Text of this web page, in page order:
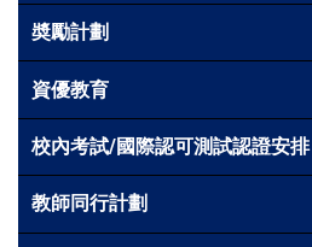
奬勵計劃
資優教育
校內考試/國際認可測試認證安排
教師同行計劃